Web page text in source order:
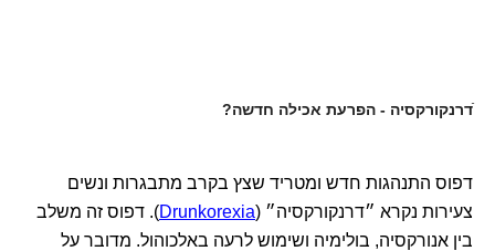
ֿדרנקורקסיה - הפרעת אכילה חדשה?
דפוס התנהגות חדש ומטריד שצץ בקרב מתבגרות ונשים
צעירות נקרא ״דרנקורקסיה״ (Drunkorexia). דפוס זה משלב
בין אנורקסיה, בולימיה ושימוש לרעה באלכוהול. מדובר על